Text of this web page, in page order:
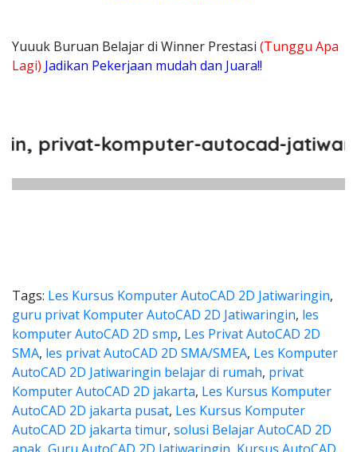
Yuuuk Buruan Belajar di Winner Prestasi (Tunggu Apa
Lagi) Jadikan Pekerjaan mudah dan Juara!!
komputer-autocad-
Tags: Les Kursus Komputer AutoCAD 2D Jatiwaringin,
guru privat Komputer AutoCAD 2D Jatiwaringin, les
komputer AutoCAD 2D smp, Les Privat AutoCAD 2D
SMA, les privat AutoCAD 2D SMA/SMEA, Les Komputer
AutoCAD 2D Jatiwaringin belajar di rumah, privat
Komputer AutoCAD 2D jakarta, Les Kursus Komputer
AutoCAD 2D jakarta pusat, Les Kursus Komputer
AutoCAD 2D jakarta timur, solusi Belajar AutoCAD 2D
anak Guru AutoCAD 2D Jatiwaringin Kursus AutoCAD